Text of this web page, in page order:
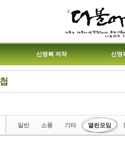
신영복 저작 신영
일반 소풍 기타 열린모임
스케치
스케치